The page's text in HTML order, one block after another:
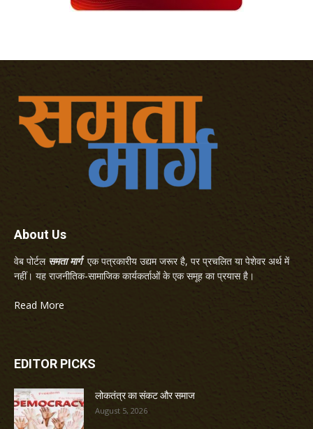
About Us
वेब पोर्टल समता मार्गएक पत्रकारीय उद्यम जरूर है, पर प्रचलित या पेशेवर अर्थ में
नहीं। यह राजनीतिक-सामाजिक कार्यकर्ताओं के एक समूह का प्रयास है।
Read More
EDITOR PICKS
लोकतंत्र का संकट और समाज
August 5, 2026